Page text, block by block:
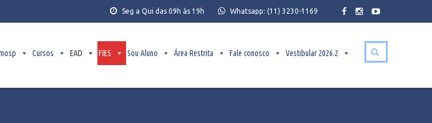
Seg a Qui das 09h às 19h Whatsapp: (11) 3230-1169
Cursos EAD FIES Sou Aluno Área Restrita Fale conosco Vestibular 2026.2